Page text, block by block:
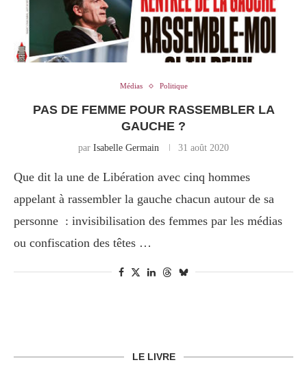
Médias Politique
PAS DE FEMME POUR RASSEMBLER LA
GAUCHE ?
par Isabelle Germain 31 août 2020
Que dit la une de Libération avec cinq hommes
appelant à rassembler la gauche chacun autour de sa
personne : invisibilisation des femmes par les médias
ou confiscation des têtes …
LE LIVRE